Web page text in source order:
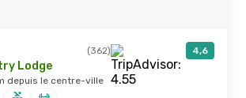
(362) 4,6
Lodge
depuis le centre-ville